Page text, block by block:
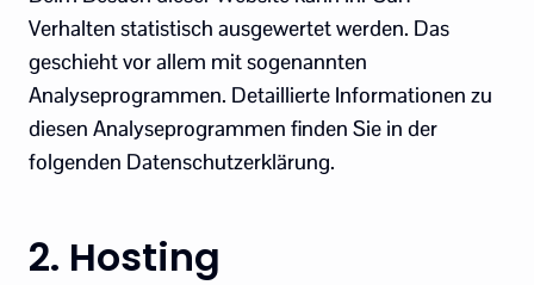
Verhalten statistisch ausgewertet werden. Das
geschieht vor allem mit sogenannten
Analyseprogrammen. Detaillierte Informationen zu
diesen Analyseprogrammen finden Sie in der
folgenden Datenschutzerklärung.
2. Hosting